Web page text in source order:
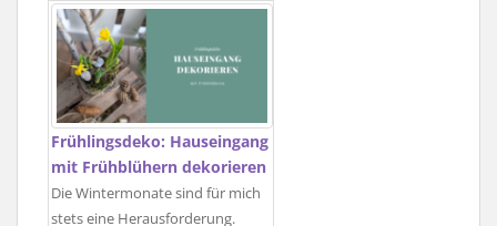
Frühlingsdeko: Hauseingang
mit Frühblühern dekorieren
Die Wintermonate sind für mich
stets eine Herausforderung.